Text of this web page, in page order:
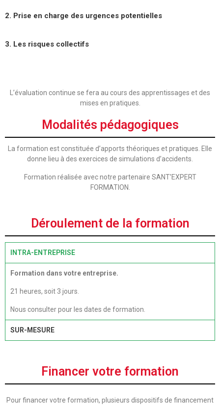
2. Prise en charge des urgences potentielles
3. Les risques collectifs
L’évaluation continue se fera au cours des apprentissages et des
mises en pratiques.
Modalités pédagogiques
La formation est constituée d’apports théoriques et pratiques. Elle
donne lieu à des exercices de simulations d’accidents.
Formation réalisée avec notre partenaire SANT’EXPERT
FORMATION.
Déroulement de la formation
INTRA-ENTREPRISE
Formation dans votre entreprise.
21 heures, soit 3 jours.
Nous consulter pour les dates de formation.
SUR-MESURE
Financer votre formation
Pour financer votre formation, plusieurs dispositifs de financement